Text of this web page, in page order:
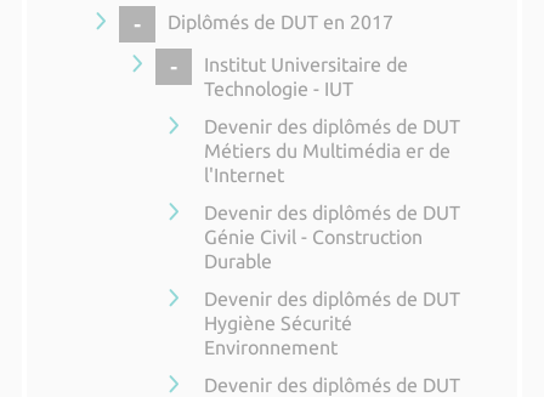
COLLAPSE
Diplômés de DUT en 2017
COLLAPSE
Institut Universitaire de
Technologie - IUT
Devenir des diplômés de DUT
Métiers du Multimédia er de
l'Internet
Devenir des diplômés de DUT
Génie Civil - Construction
Durable
Devenir des diplômés de DUT
Hygiène Sécurité
Environnement
Devenir des diplômés de DUT